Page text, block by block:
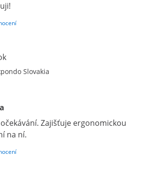
Slovakia
Zajišťuje ergonomickou
na ní.